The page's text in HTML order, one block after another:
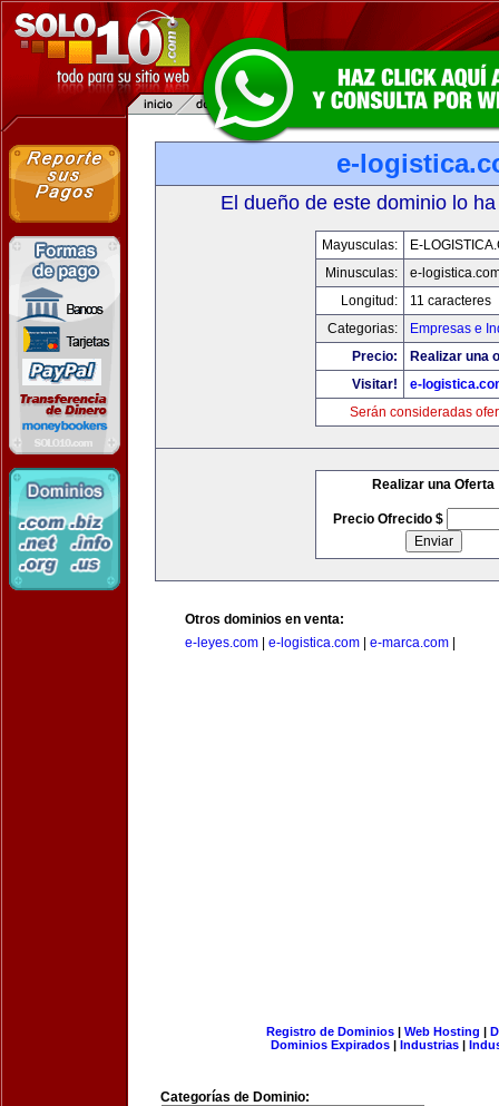
e-
El dueño de este dominio lo
Mayusculas:
E-
Minusculas:
e-
Longitud:
11 caracteres
Categorias:
Empresas e
Precio:
Realizar una
Visitar!
e-
Serán consideradas
Realizar una Oferta
Precio Ofrecido $
Otros dominios en venta:
e-leyes.com
e-logistica.com e-marca.com
Registro de Dominios| Web Hosting |
Dominios Expirados | Industrias |
Categorías de Dominio: